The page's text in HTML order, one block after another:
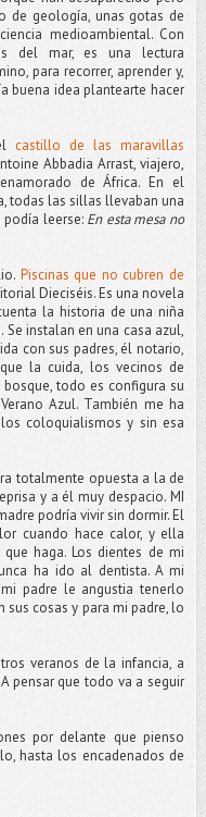
de geología, unas gotas de
medioambiental. Con
del mar, es una lectura
para recorrer, aprender y,
buena idea plantearte hacer
castillo de las maravillas
Abbadia Arrast, viajero,
de África. En el
todas las sillas llevaban una
leerse: En esta mesa no
Piscinas que no cubren de
Dieciséis. Es una novela
la historia de una niña
instalan en una casa azul,
con sus padres, él notario,
la cuida, los vecinos de
todo es configura su
Azul. También me ha
coloquialismos y sin esa
totalmente opuesta a la de
y a él muy despacio. MI
podría vivir sin dormir. El
cuando hace calor, y ella
haga. Los dientes de mi
ha ido al dentista. A mi
padre le angustia tenerlo
sus cosas y para mi padre, lo
veranos de la infancia, a
pensar que todo va a seguir
por delante que pienso
hasta los encadenados de